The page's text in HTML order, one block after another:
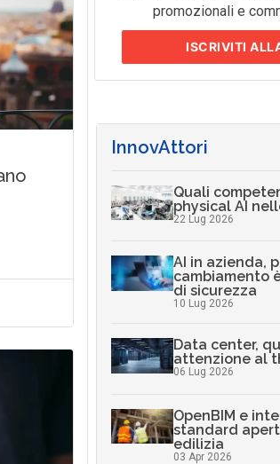
promozionali e
ISCRIVITI
InnovAttori
Quali
physical AI
22 Lug 2026
AI in azienda,
cambiamento
di sicurezza
10 Lug 2026
Data center,
attenzione al
06 Lug 2026
OpenBIM e
standard
edilizia
03 Apr 2026